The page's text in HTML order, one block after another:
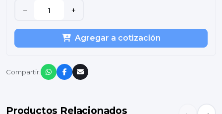
− +
Agregar a cotización
Compartir:
Productos Relacionados